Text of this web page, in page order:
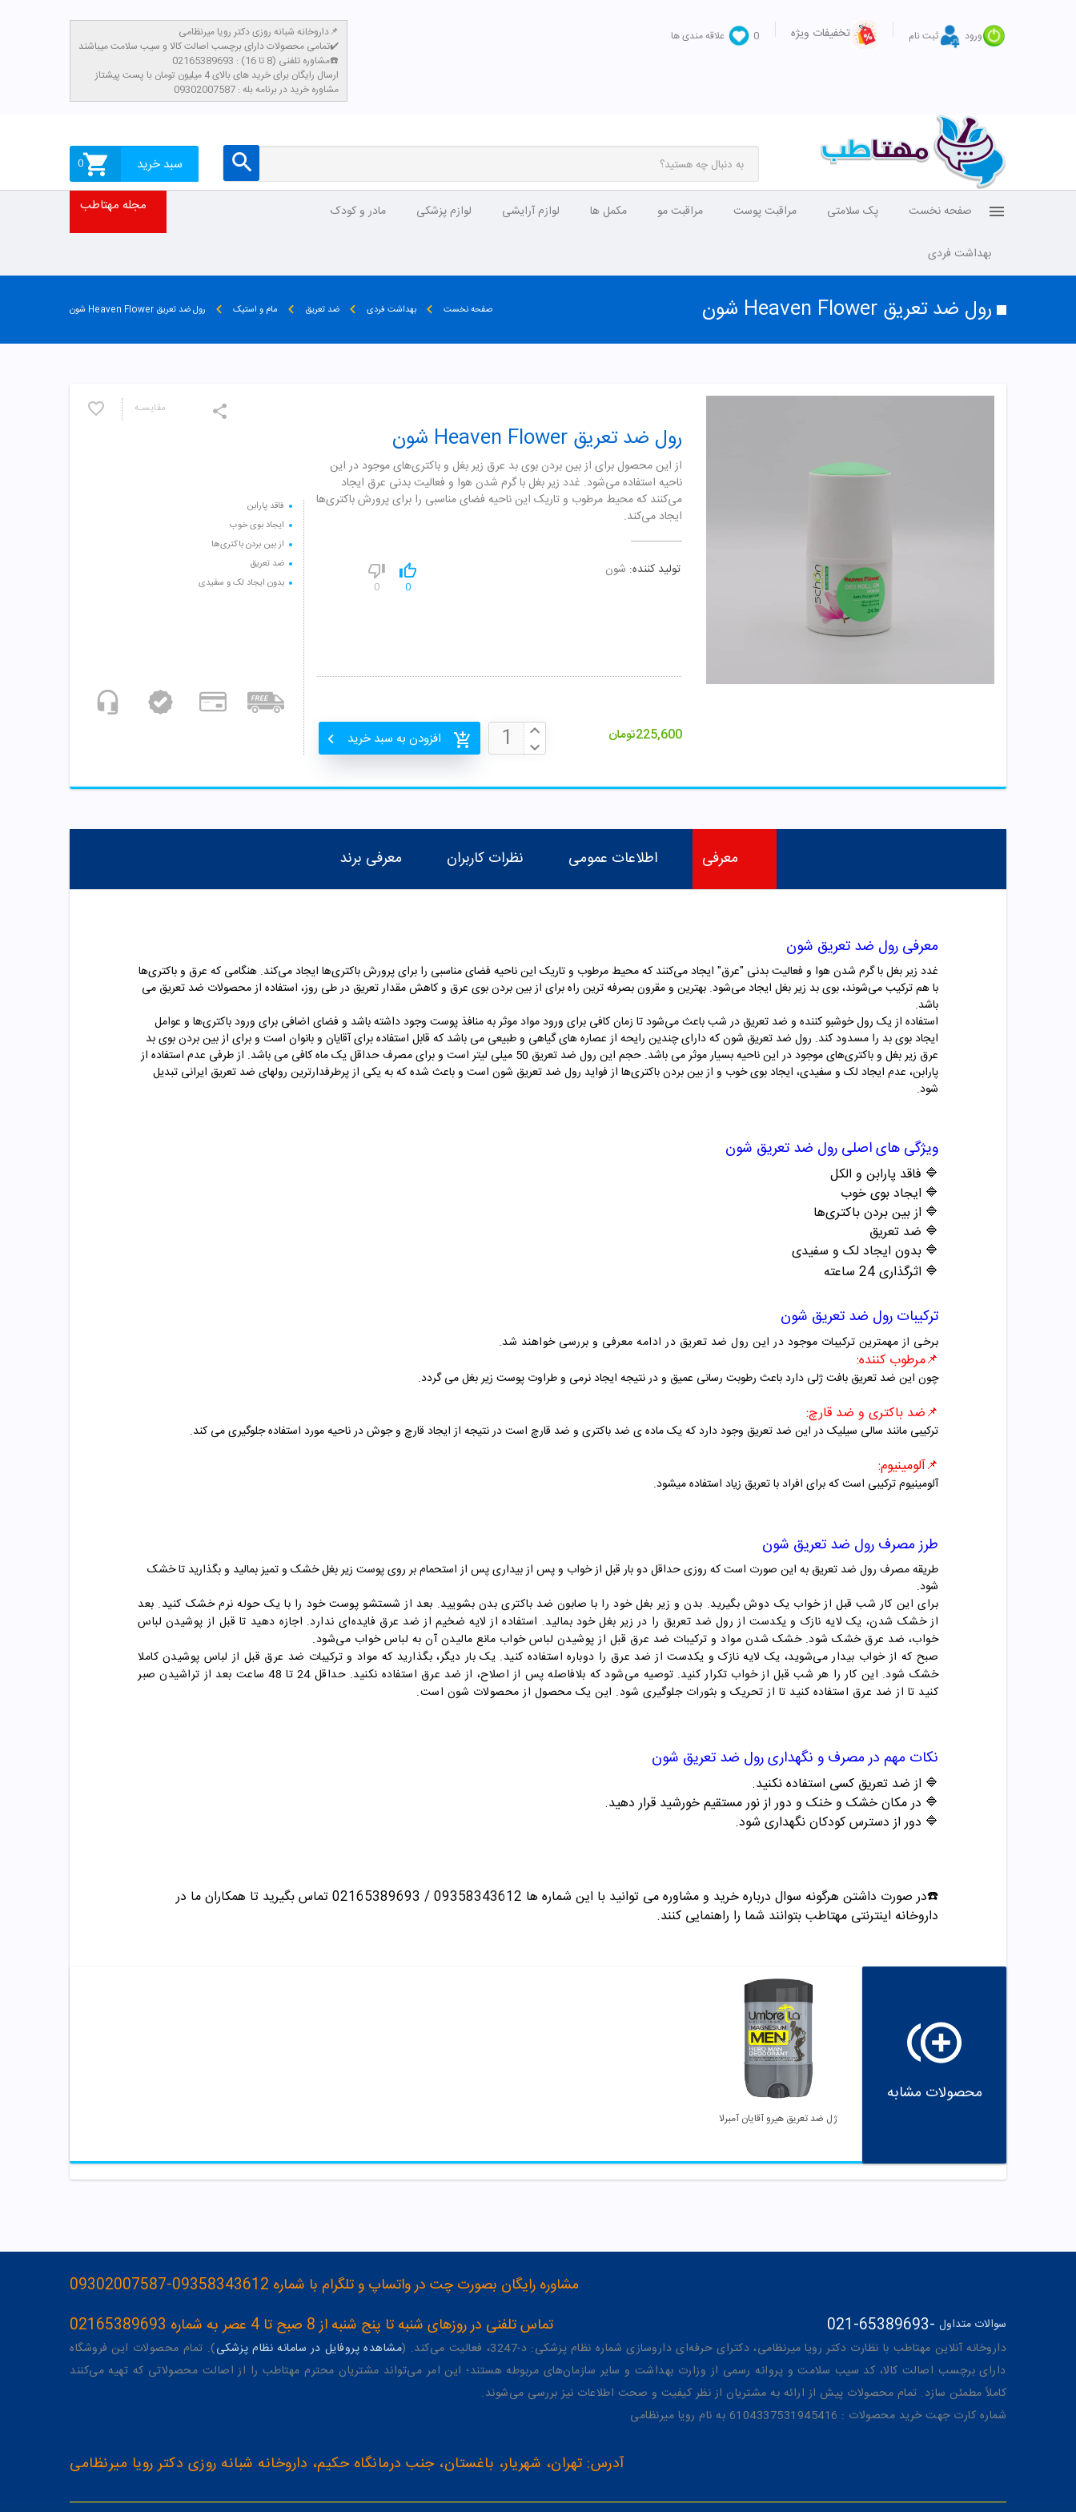
ورود ثبت نام تخفیفات ویژه 0 علاقه مندی ها
داروخانه شبانه روزی دکتر رویا میرنظامی📌
تمامی محصولات دارای برچسب اصالت کالا و سیب سلامت میباشند✔️
مشاوره تلفنی (8 تا 16) : 02165389693☎️
​ارسال رایگان برای خرید های بالای 4 میلیون تومان با پست پیشتاز
مشاوره خرید در برنامه بله : 09302007587
سبد خرید 0
صفحه نخست پک سلامتی مراقبت پوست مراقبت مو مکمل ها لوازم آرایشی لوازم پزشکی مادر و کودک
بهداشت فردی
مجله مهتاطب
رول ضد تعریق Heaven Flower شون صفحه نخست بهداشت فردی ضد تعریق مام و استیک رول ضد تعریق Heaven Flower شون
مقایسـه
فاقد پارابن
ایجاد بوی خوب
از بین بردن باکتری‌ها
ضد تعریق
بدون ایجاد لک و سفیدی
رول ضد تعریق Heaven Flower شون
از این محصول برای از بین بردن بوی بد عرق زیر بغل و باکتری‌های موجود در این
ناحیه استفاده می‌شود. غدد زیر بغل با گرم شدن هوا و فعالیت بدنی عرق ایجاد
می‌کنند که محیط مرطوب و تاریک این ناحیه فضای مناسبی را برای پرورش باکتری‌ها
ایجاد می‌کند.
تولید کننده: شون
0
0
225,600تومان افزودن به سبد خرید
معرفی اطلاعات عمومی نظرات کاربران معرفی برند
معرفی رول ضد تعریق شون
غدد زیر بغل با گرم شدن هوا و فعالیت بدنی "عرق" ایجاد می‌کنند که محیط مرطوب و تاریک این ناحیه فضای مناسبی را برای پرورش باکتری‌ها ایجاد می‌کند. هنگامی که عرق و باکتری‌ها
با هم ترکیب می‌شوند، بوی بد زیر بغل ایجاد می‌شود. بهترین و مقرون بصرفه ترین راه برای از بین بردن بوی عرق و کاهش مقدار تعریق در طی روز، استفاده از محصولات ضد تعریق می
باشد.
استفاده از یک رول خوشبو کننده و ضد تعریق در شب باعث می‌شود تا زمان کافی برای ورود مواد موثر به منافذ پوست وجود داشته باشد و فضای اضافی برای ورود باکتری‌ها و عوامل
ایجاد بوی بد را مسدود کند. رول ضد تعریق شون که دارای چندین رایحه از عصاره های گیاهی و طبیعی می باشد که قابل استفاده برای آقایان و بانوان است و برای از بین بردنبوی بد
عرق زیر بغل و باکتری‌های موجود در این ناحیه بسیار موثر می باشد. حجم این رول ضد تعریق 50 میلی لیتر است و برای مصرف حداقل یک ماه کافی می باشد. از طرفی
عدم استفاده از
پارابن، عدم ایجاد لک و سفیدی، ایجاد بوی خوب و از بین بردن باکتری‌ها از فواید رول ضد تعریق شون است و باعث شده که به یکی از پرطرفدارترین رولهای ضد تعریق ایرانی تبدیل
شود.
ویژگی های اصلی رول ضد تعریق شون
🔷 فاقد پارابن و الکل
🔷 ایجاد بوی خوب
🔷 از بین بردن باکتری‌ها
🔷 ضد تعریق
🔷 بدون ایجاد لک و سفیدی
🔷 اثرگذاری 24 ساعته
ترکیبات رول ضد تعریق شون
برخی از مهمترین ترکیبات موجود در این رول ضد تعریق در ادامه معرفی و بررسی خواهند شد.
📌مرطوب کننده:
چون این ضد تعریق بافت ژلی دارد باعث رطوبت رسانی عمیق و در نتیجه ایجاد نرمی و طراوت پوست زیر بغل می گردد.
📌ضد باکتری و ضد قارچ:
ترکیبی مانند سالی سیلیک در این ضد تعریق وجود دارد که یک ماده ی ضد باکتری و ضد قارچ است در نتیجه از ایجاد قارچ و جوش در ناحیه مورد استفاده جلوگیری می کند.
📌آلومینیوم:
آلومینیوم ترکیبی است که برای افراد با تعریق زیاد استفاده میشود.
طرز مصرف رول ضد تعریق شون
طریقه مصرف رول ضد تعریق به این صورت است که روزی حداقل دو بار قبل از خواب و پس از بیداری پس از استحمام بر روی پوست زیر بغل خشک و تمیز بمالید و بگذارید تا خشک
شود.
برای این کار شب قبل از خواب یک دوش بگیرید. بدن و زیر بغل خود را با صابون ضد باکتری بدن بشویید. بعد از شستشو پوست خود را با یک حوله نرم خشک کنید. بعد
از خشک شدن، یک لایه نازک و یکدست از رول ضد تعریق را در زیر بغل خود بمالید. استفاده از لایه ضخیم از ضد عرق فایده‌ای ندارد. اجازه دهید تا قبل از پوشیدن لباس
خواب، ضد عرق خشک شود. خشک شدن مواد و ترکیبات ضد عرق قبل از پوشیدن لباس خواب مانع مالیدن آن به لباس خواب می‌شود.
صبح که از خواب بیدار می‌شوید، یک لایه نازک و یکدست از ضد عرق را دوباره استفاده کنید. یک بار دیگر، بگذارید که مواد و ترکیبات ضد عرق قبل از لباس پوشیدن کاملا
خشک شود. این کار را هر شب قبل از خواب تکرار کنید. توصیه می‌شود که بلافاصله پس از اصلاح، از ضد عرق استفاده نکنید. حداقل 24 تا 48 ساعت بعد از تراشیدن صبر
کنید تا از ضد عرق استفاده کنید تا از تحریک و بثورات جلوگیری شود. این یک محصول از محصولات شون است.
نکات مهم در مصرف و نگهداری رول ضد تعریق شون
🔷 از ضد تعریق کسی استفاده نکنید.
🔷 در مکان خشک و خنک و دور از نور مستقیم خورشید قرار دهید.
🔷 دور از دسترس کودکان نگهداری شود.
☎️در صورت داشتن هرگونه سوال درباره خرید و مشاوره می توانید با این شماره ها 09358343612 / 02165389693
تماس بگیرید تا همکاران ما در
داروخانه اینترنتی مهتاطب بتوانند شما را راهنمایی کنند.
محصولات مشابه
ژل ضد تعریق هیرو آقایان آمبرلا
مشاوره رایگان بصورت چت در واتساپ و تلگرام با شماره 09358343612-09302007587
تماس تلفنی در روزهای شنبه تا پنج شنبه از 8 صبح تا 4 عصر به شماره 02165389693
021-65389693 سوالات متداول -
داروخانه آنلاین مهتاطب با نظارت دکتر رویا میرنظامی، دکترای حرفه‌ای داروسازی شماره نظام پزشکی: د-3247، فعالیت می‌کند. ( مشاهده پروفایل در سامانه نظام پزشکی). تمام محصولات این فروشگاه
دارای برچسب اصالت کالا، کد سیب سلامت و پروانه رسمی از وزارت بهداشت و سایر سازمان‌های مربوطه هستند؛ این امر می‌تواند مشتریان محترم مهتاطب را از اصالت محصولاتی که تهیه می‌کنند
کاملاً مطمئن سازد. تمام محصولات پیش از ارائه به مشتریان از نظر کیفیت و صحت اطلاعات نیز بررسی می‌شوند.
شماره کارت جهت خرید محصولات : 6104337531945416 به نام رویا میرنظامی
آدرس: تهران، شهریار، باغستان، جنب درمانگاه حکیم، داروخانه شبانه روزی دکتر رویا میرنظامی